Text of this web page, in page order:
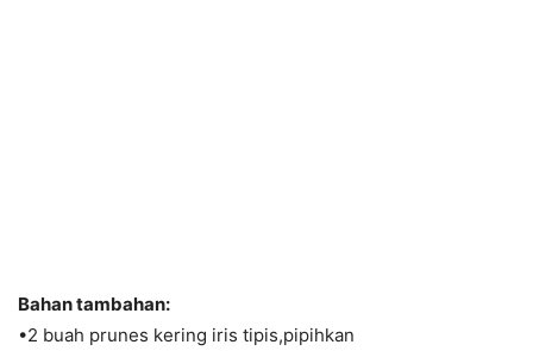
Bahan tambahan:
•2 buah prunes kering iris tipis,pipihkan